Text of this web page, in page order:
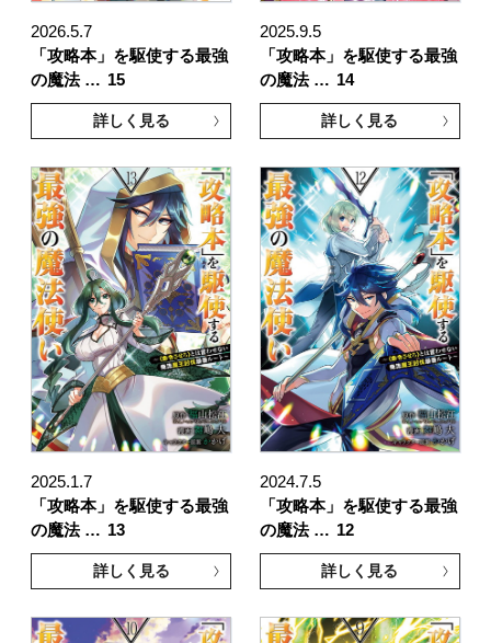
2026.5.7
「攻略本」を駆使する最強
の魔法 … 15
詳しく見る
2025.9.5
「攻略本」を駆使する最強
の魔法 … 14
詳しく見る
2025.1.7
「攻略本」を駆使する最強
の魔法 … 13
詳しく見る
2024.7.5
「攻略本」を駆使する最強
の魔法 … 12
詳しく見る